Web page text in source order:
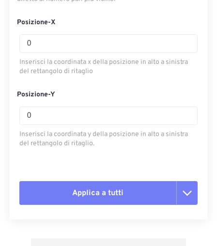
Posizione-X
Inserisci la coordinata x della posizione in alto a sinistra
del rettangolo di ritaglio
Posizione-Y
Inserisci la coordinata y della posizione in alto a sinistra
del rettangolo di ritaglio.
Applica a tutti